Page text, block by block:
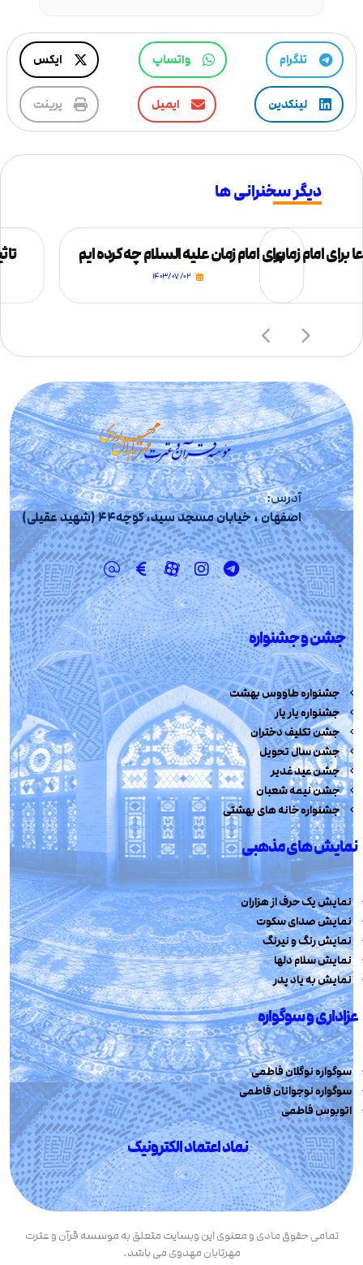
تلگرام واتساپ ایکس
لینکدین ایمیل پرینت
دیگر سخنرانی ها
برای امام زمان علیه السلام چه کرده ایم
۱۴۰۳/۰۷/۰۲
برای امام زمان
آدرس:
اصفهان ، خیابان مسجد سید، کوچه44 (شهید عقیلی)
جشن و جشنواره
جشنواره طاووس بهشت
جشنواره یار یار
جشن تکلیف دختران
جشن سال تحویل
جشن عید غدیر
جشن نیمه شعبان
جشنواره خانه های بهشتی
نمایش های مذهبی
نمایش یک حرف از هزاران
نمایش صدای سکوت
نمایش رنگ و نیرنگ
نمایش سلام دلها
نمایش به یاد پدر
عزاداری و سوگواره
سوگواره نوگلان فاطمی
سوگواره نوجوانان فاطمی
اتوبوس فاطمی
نماد اعتماد الکترونیک
تمامی حقوق مادی و معنوی این وبسایت متعلق به موسسه قرآن و عترت
مهرتابان مهدوی می باشد.